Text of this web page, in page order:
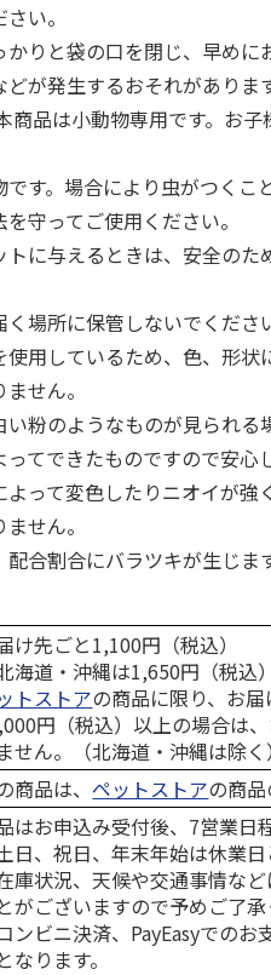
い。
かりと袋の口を閉じ、早め
が発生するおそれがあります
商品は小動物専用です。お
です。場合により虫がつくこ
守ってご使用ください。
トに与えるときは、安全のた
く場所に保管しないでくださ
使用しているため、色、形
せん。
い粉のようなものが見られ
てできたものですので安心
よって変色したりニオイが
せん。
配合割合にバラツキが生じま
け先ごと1,100円（税込）
海道・沖縄は1,650円（税込）
トストアの商品に限り、お
円（税込）以上の場合は
せん。（北海道・沖縄は除く）
商品は、ペットストアの商品
はお申込み受付後、7営業日
日、祝日、年末年始は休業日
庫状況、天候や交通事情な
がございますので予めご了承
ンビニ決済、PayEasyでのお
なります。